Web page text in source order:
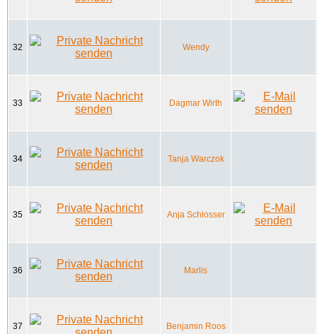
32 Wendy
33 Dagmar Wirth
34 Tanja Warczok
35 Anja Schlosser
36 Marlis
37 Benjamin Roos